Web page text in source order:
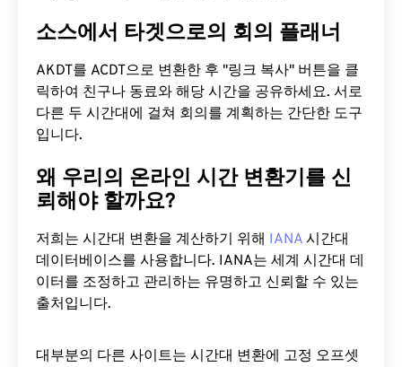
소스에서 타겟으로의 회의 플래너
AKDT를 ACDT으로 변환한 후 "링크 복사" 버튼을 클
릭하여 친구나 동료와 해당 시간을 공유하세요. 서로
다른 두 시간대에 걸쳐 회의를 계획하는 간단한 도구
입니다.
왜 우리의 온라인 시간 변환기를 신
뢰해야 할까요?
저희는 시간대 변환을 계산하기 위해 IANA 시간대
데이터베이스를 사용합니다. IANA는 세계 시간대 데
이터를 조정하고 관리하는 유명하고 신뢰할 수 있는
출처입니다.
대부분의 다른 사이트는 시간대 변환에 ​​고정 오프셋